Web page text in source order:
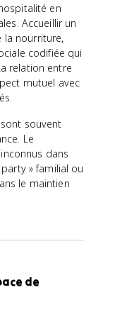
en
Accueillir un
la nourriture,
codifiée qui
relation entre
mutuel avec
souvent
Le
dans
» familial ou
le maintien
de